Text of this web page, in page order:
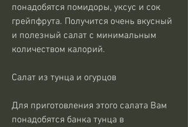
понадобятся помидоры, уксус и сок
грейпфрута. Получится очень вкусный
и полезный салат с минимальным
количеством калорий.
Салат из тунца и огурцов
Для приготовления этого салата Вам
понадобятся банка тунца в